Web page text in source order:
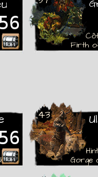
Firth
43
Gorge